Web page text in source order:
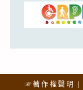
☞著作權聲明